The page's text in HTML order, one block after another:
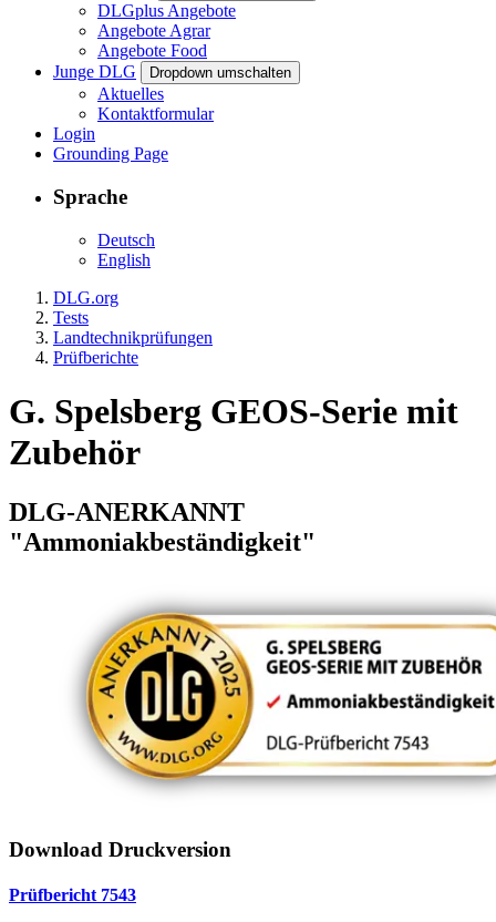
DLGplus Angebote
Angebote Agrar
Angebote Food
Junge DLG
Dropdown umschalten
Aktuelles
Kontaktformular
Login
Grounding Page
Sprache
Deutsch
English
DLG.org
Tests
Landtechnikprüfungen
Prüfberichte
G. Spelsberg GEOS-Serie mit
Zubehör
DLG-ANERKANNT
"Ammoniakbeständigkeit"
Download Druckversion
Prüfbericht 7543